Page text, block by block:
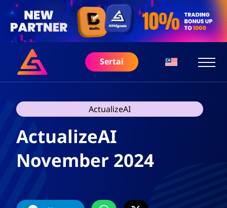
Sertai
ActualizeAI
ActualizeAI
November 2024